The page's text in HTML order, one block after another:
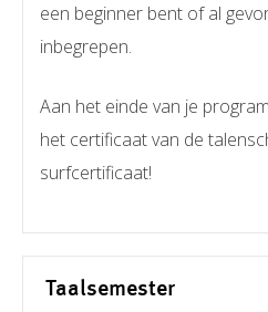
een beginner bent of al
inbegrepen.
Aan het einde van je
het certificaat van de
surfcertificaat!
Taalsemester